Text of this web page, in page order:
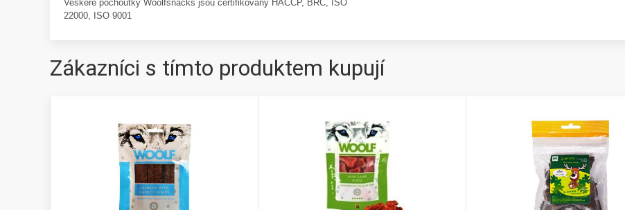
Veškeré pochoutky Woolfsnacks jsou certifikovány HACCP, BRC, ISO
22000, ISO 9001
Zákazníci s tímto produktem kupují